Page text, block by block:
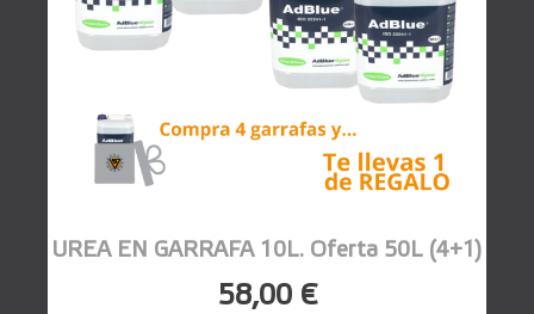
UREA EN GARRAFA 10L. Oferta 50L (4+1)
58,00 €